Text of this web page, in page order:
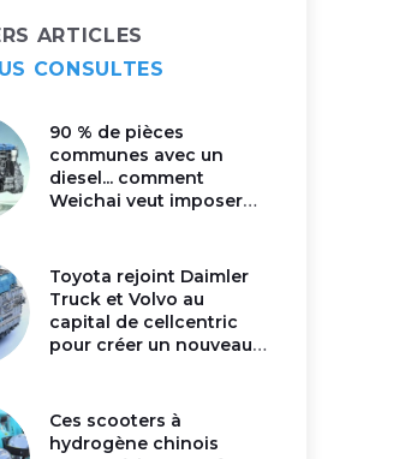
ARTICLES
CONSULTES
90 % de pièces
communes avec un
diesel... comment
Weichai veut imposer
Toyota rejoint Daimler
Truck et Volvo au
capital de cellcentric
pour créer un nouveau
Ces scooters à
hydrogène chinois